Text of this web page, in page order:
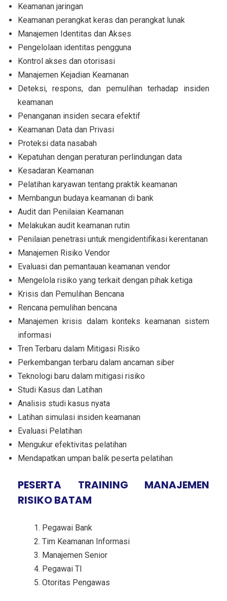
Keamanan jaringan
Keamanan perangkat keras dan perangkat lunak
Manajemen Identitas dan Akses
Pengelolaan identitas pengguna
Kontrol akses dan otorisasi
Manajemen Kejadian Keamanan
Deteksi, respons, dan pemulihan terhadap insiden
keamanan
Penanganan insiden secara efektif
Keamanan Data dan Privasi
Proteksi data nasabah
Kepatuhan dengan peraturan perlindungan data
Kesadaran Keamanan
Pelatihan karyawan tentang praktik keamanan
Membangun budaya keamanan di bank
Audit dan Penilaian Keamanan
Melakukan audit keamanan rutin
Penilaian penetrasi untuk mengidentifikasi kerentanan
Manajemen Risiko Vendor
Evaluasi dan pemantauan keamanan vendor
Mengelola risiko yang terkait dengan pihak ketiga
Krisis dan Pemulihan Bencana
Rencana pemulihan bencana
Manajemen krisis dalam konteks keamanan sistem
informasi
Tren Terbaru dalam Mitigasi Risiko
Perkembangan terbaru dalam ancaman siber
Teknologi baru dalam mitigasi risiko
Studi Kasus dan Latihan
Analisis studi kasus nyata
Latihan simulasi insiden keamanan
Evaluasi Pelatihan
Mengukur efektivitas pelatihan
Mendapatkan umpan balik peserta pelatihan
PESERTA TRAINING MANAJEMEN
RISIKO BATAM
Pegawai Bank
Tim Keamanan Informasi
Manajemen Senior
Pegawai TI
Otoritas Pengawas